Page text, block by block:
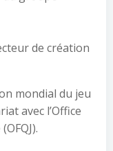
de création
mondial du jeu
avec l’Office